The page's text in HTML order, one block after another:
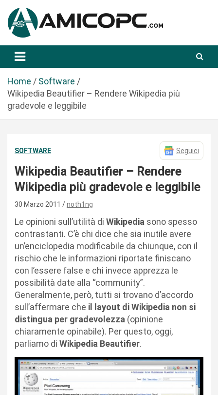
a
Amicopc.com
Home
Software
Wikipedia Beautifier – Rendere Wikipedia più
gradevole e leggibile
SOFTWARE Seguici
Wikipedia Beautifier – Rendere
Wikipedia più gradevole e leggibile
30 Marzo 2011 noth1ng
Le opinioni sull’utilità di Wikipedia sono spesso
contrastanti. C’è chi dice che sia inutile avere
un’enciclopedia modificabile da chiunque, con il
rischio che le informazioni riportate finiscano
con l’essere false e chi invece apprezza le
possibilità date alla “community”.
Generalmente, però, tutti si trovano d’accordo
sull’affermare che il layout di Wikipedia non si
distingua per gradevolezza (opinione
chiaramente opinabile). Per questo, oggi,
parliamo di Wikipedia Beautifier.